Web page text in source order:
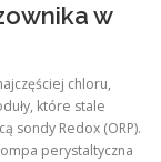
w
chloru,
które stale
sondy Redox (ORP).
perystaltyczna